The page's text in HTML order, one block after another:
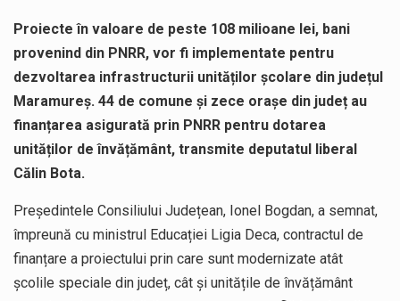
Proiecte în valoare de peste 108 milioane lei, bani
provenind din PNRR, vor fi implementate pentru
dezvoltarea infrastructurii unităților școlare din județul
Maramureș. 44 de comune și zece orașe din județ au
finanțarea asigurată prin PNRR pentru dotarea
unităților de învățământ, transmite deputatul liberal
Călin Bota.
Președintele Consiliului Județean, Ionel Bogdan, a semnat,
împreună cu ministrul Educației Ligia Deca, contractul de
finanțare a proiectului prin care sunt modernizate atât
școlile speciale din județ, cât și unitățile de învățământ